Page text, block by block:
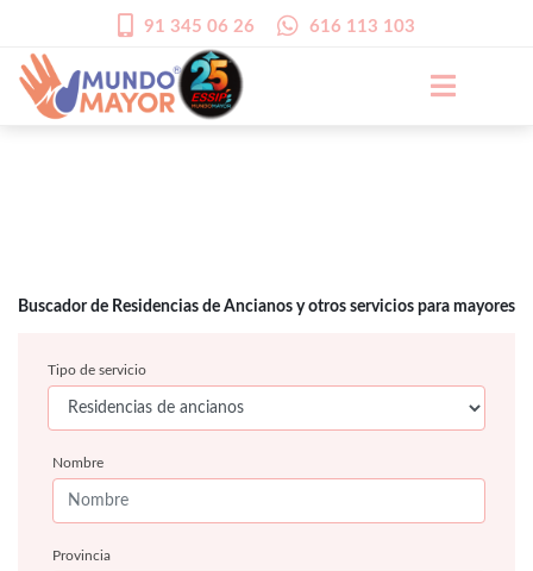
91 345 06 26 616 113 103
Buscador de Residencias de Ancianos y otros servicios para mayores
Tipo de servicio
Nombre
Provincia